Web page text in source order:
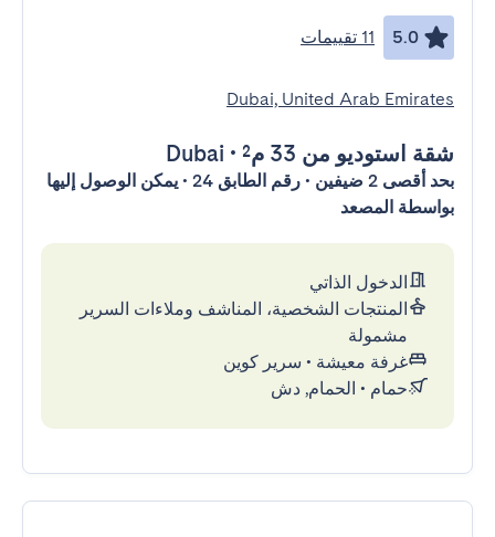
5.0 11 تقييمات
Dubai, United Arab Emirates
شقة استوديو من 33 م² •
Dubai
بحد أقصى 2 ضيفين • رقم الطابق 24 • يمكن الوصول إليها
بواسطة المصعد
الدخول الذاتي
المنتجات الشخصية، المناشف وملاءات السرير
مشمولة
غرفة معيشة • سرير كوين
حمام • الحمام, دش